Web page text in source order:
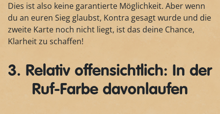
Dies ist also keine garantierte Möglichkeit. Aber wenn
du an euren Sieg glaubst, Kontra gesagt wurde und die
zweite Karte noch nicht liegt, ist das deine Chance,
Klarheit zu schaffen!
3. Relativ offensichtlich: In der
Ruf-Farbe davonlaufen